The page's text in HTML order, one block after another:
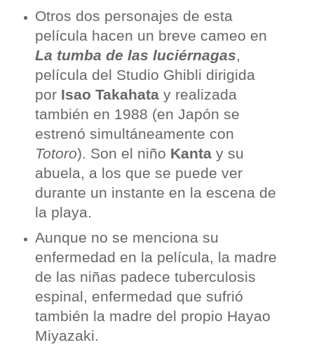
Otros dos personajes de esta
película hacen un breve cameo en
La tumba de las luciérnagas,
película del Studio Ghibli dirigida
por Isao Takahatay realizada
también en 1988 (en Japón se
estrenó simultáneamente con
Totoro). Son el niño Kanta y su
abuela, a los que se puede ver
durante un instante en la escena de
la playa.
Aunque no se menciona su
enfermedad en la película, la madre
de las niñas padece tuberculosis
espinal, enfermedad que sufrió
también la madre del propio Hayao
Miyazaki.